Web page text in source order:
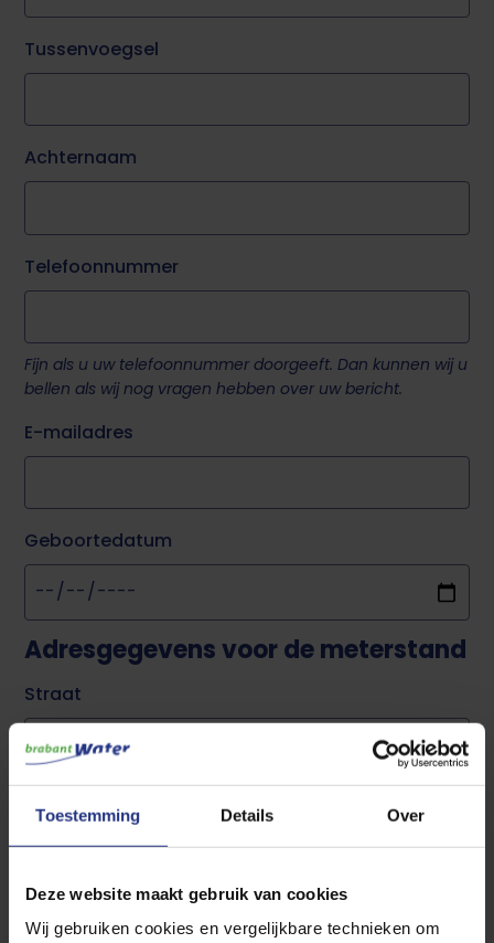
Toestemming Details Over
Deze website maakt gebruik van cookies
Wij gebruiken cookies en vergelijkbare technieken om
Tussenvoegsel
Achternaam
Telefoonnummer
Fijn als u uw telefoonnummer doorgeeft. Dan kunnen wij u
bellen als wij nog vragen hebben over uw bericht.
E-mailadres
Geboortedatum
Adresgegevens voor de meterstand
Straat
Huisnummer